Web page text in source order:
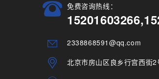
免费咨询热线：
2338868591@qq.com
北京市房山区良乡行宫西街